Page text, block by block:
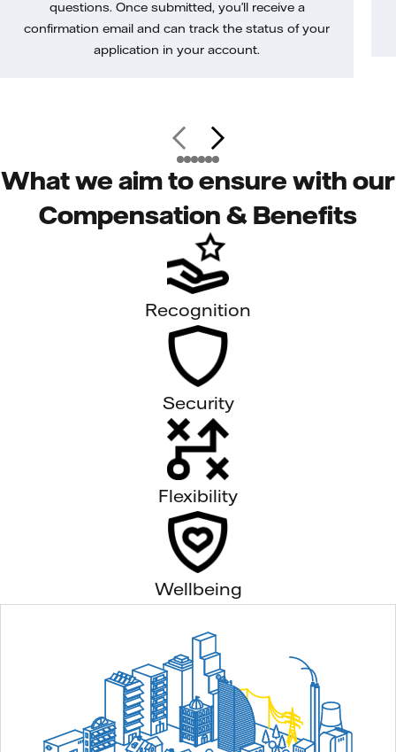
questions. Once submitted, you’ll receive a
confirmation email and can track the status of your
application in your account.
What we aim to ensure with our
Compensation & Benefits
Recognition
Security
Flexibility
Wellbeing